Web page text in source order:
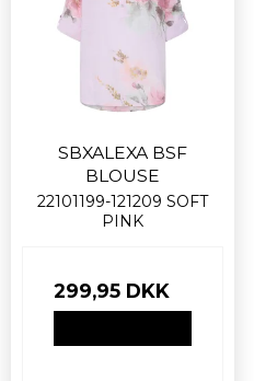
SBXALEXA BSF
BLOUSE
22101199-121209 SOFT
PINK
299,95 DKK